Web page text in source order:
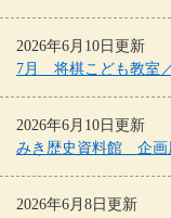
2026年6月10日更新
7月 将棋こども教室
2026年6月10日更新
みき歴史資料館 企画
2026年6月8日更新